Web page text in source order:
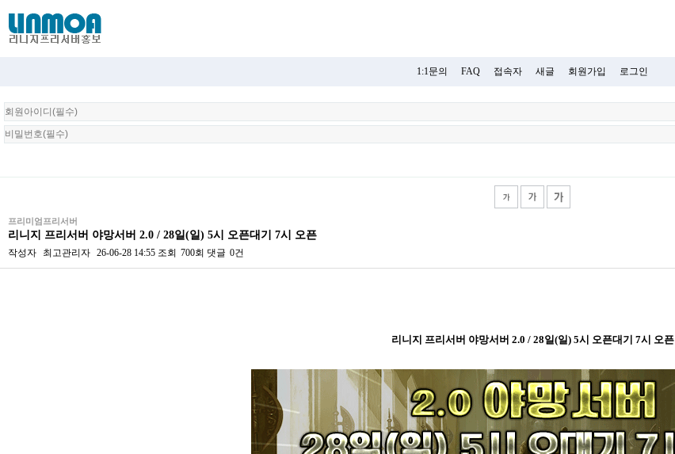
1:1문의 FAQ 접속자 새글 회원가입 로그인
회
원
로
프리미엄프리서버
리니지 프리서버 야망서버 2.0 / 28일(일) 5시 오픈대기 7시 오픈
작성자 최고관리자 26-06-28 14:55 조회 700회 댓글 0건
리니지 프리서버 야망서버 2.0 / 28일(일) 5시 오픈대기 7시 오픈